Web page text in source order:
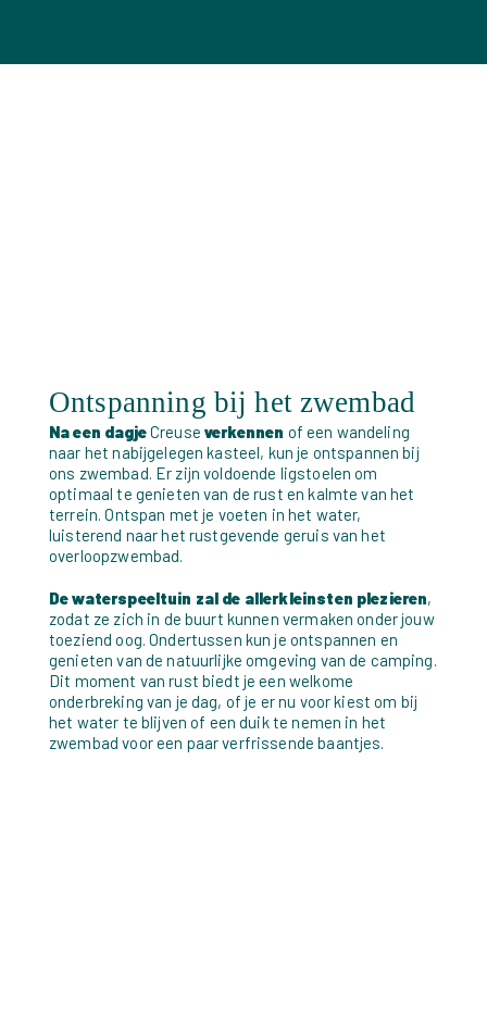
Ontspanning bij het zwembad
Na een dagjeCreuseverkennen of een wandeling
naar het nabijgelegen kasteel, kun je ontspannen bij
ons zwembad. Er zijn voldoende ligstoelen om
optimaal te genieten van de rust en kalmte van het
terrein. Ontspan met je voeten in het water,
luisterend naar het rustgevende geruis van het
overloopzwembad.
De waterspeeltuin zal de allerkleinsten plezieren,
zodat ze zich in de buurt kunnen vermaken onder jouw
toeziend oog. Ondertussen kun je ontspannen en
genieten van de natuurlijke omgeving van de camping.
Dit moment van rust biedt je een welkome
onderbreking van je dag, of je er nu voor kiest om bij
het water te blijven of een duik te nemen in het
zwembad voor een paar verfrissende baantjes.